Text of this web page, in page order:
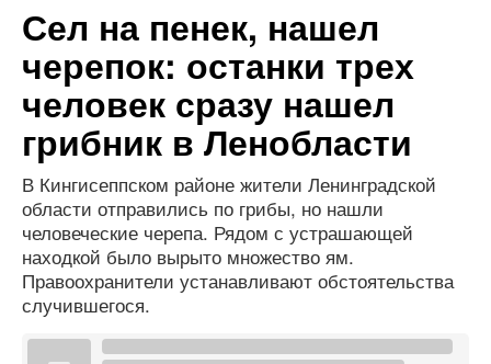
Сел на пенек, нашел
черепок: останки трех
человек сразу нашел
грибник в Ленобласти
В Кингисеппском районе жители Ленинградской
области отправились по грибы, но нашли
человеческие черепа. Рядом с устрашающей
находкой было вырыто множество ям.
Правоохранители устанавливают обстоятельства
случившегося.